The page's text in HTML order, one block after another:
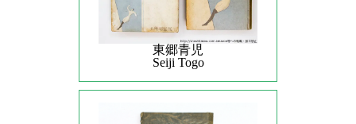
東郷青児
Seiji Togo